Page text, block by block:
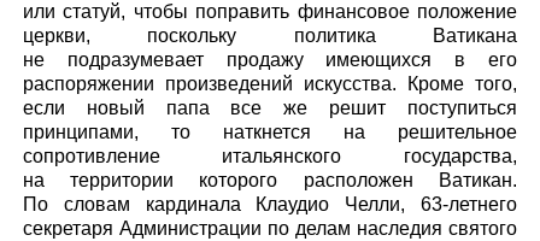
или статуй, чтобы поправить финансовое положение
церкви, поскольку политика Ватикана
не подразумевает продажу имеющихся в его
распоряжении произведений искусства. Кроме того,
если новый папа все же решит поступиться
принципами, то наткнется на решительное
сопротивление итальянского государства,
на территории которого расположен Ватикан.
По словам кардинала Клаудио Челли, 63-летнего
секретаря Администрации по делам наследия святого